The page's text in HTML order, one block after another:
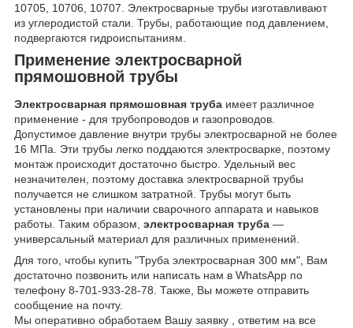
10705, 10706, 10707. Электросварные трубы изготавливают
из углеродистой стали. Трубы, работающие под давлением,
подвергаются гидроиспытаниям.
Применение электросварной
прямошовной трубы
Электросварная прямошовная труба имеет различное
применение - для трубопроводов и газопроводов.
Допустимое давление внутри трубы электросварной не более
16 МПа. Эти трубы легко поддаются электросварке, поэтому
монтаж происходит достаточно быстро. Удельный вес
незначителен, поэтому доставка электросварной трубы
получается не слишком затратной. Трубы могут быть
установлены при наличии сварочного аппарата и навыков
работы. Таким образом, электросварная труба —
универсальный материал для различных применений.
Для того, чтобы купить "Труба электросварная 300 мм", Вам
достаточно позвонить или написать нам в WhatsApp по
телефону 8-701-933-28-78. Также, Вы можете отправить
сообщение на почту.
Мы оперативно обработаем Вашу заявку , ответим на все